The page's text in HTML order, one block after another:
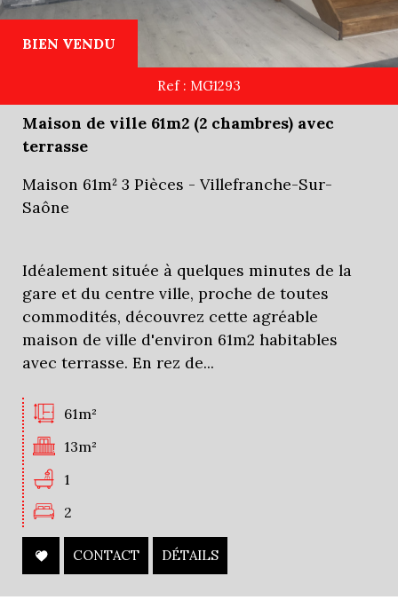
25KM
Piscine
BIEN VENDU
Ref : MG1293
Maison de ville 61m2 (2 chambres) avec
terrasse
Maison 61m² 3 Pièces - Villefranche-Sur-
Saône
Idéalement située à quelques minutes de la
gare et du centre ville, proche de toutes
commodités, découvrez cette agréable
maison de ville d'environ 61m2 habitables
avec terrasse. En rez de...
61m²
13m²
1
2
CONTACT DÉTAILS